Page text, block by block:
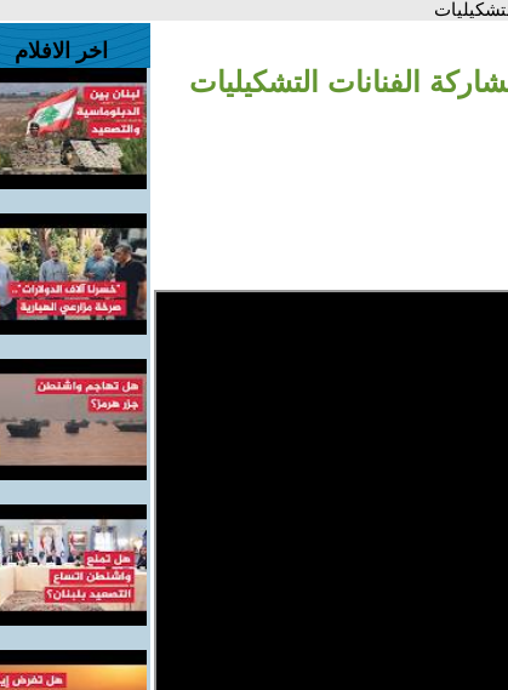
الفنانات التشكيليات
اخر الافلام